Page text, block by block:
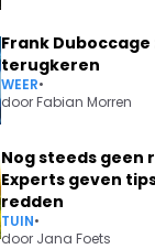
Frank
terugkeren
WEER•
doorFabian Morren
Nog steeds geen
Experts geven
redden
TUIN•
door Jana Foets